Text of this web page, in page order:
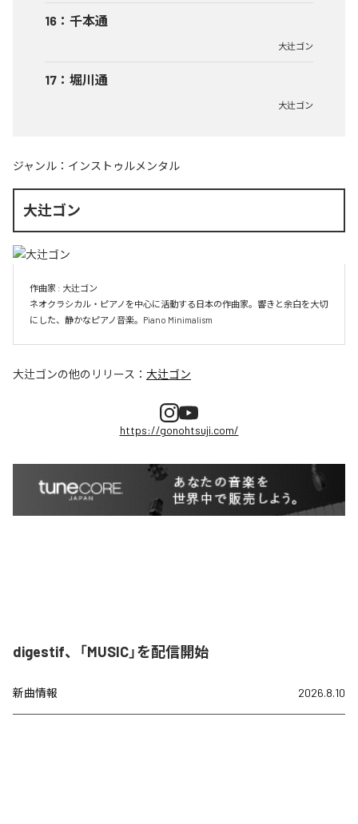
16 ： 千本通
大辻ゴン
17 ： 堀川通
大辻ゴン
ジャンル： インストゥルメンタル
大辻ゴン
作曲家 : 大辻ゴン
ネオクラシカル・ピアノを中心に活動する日本の作曲家。響きと余白を大切
にした、静かなピアノ音楽。Piano Minimalism
大辻ゴンの他のリリース： 大辻ゴン
https://gonohtsuji.com/
digestif、「MUSIC」を配信開始
新曲情報 2026.8.10